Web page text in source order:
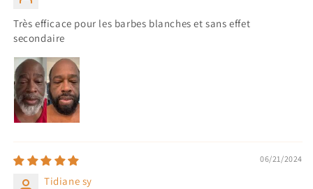
Très efficace pour les barbes blanches et sans effet
secondaire
06/21/2024
Tidiane sy